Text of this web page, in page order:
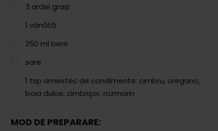
Paste & Risotto
Pizza
3 ardei grași
1 vânătă
250 ml bere
sare
1 tsp amestec de condimente: cimbru, oregano,
boia dulce, cimbrişor, rozmarin
MOD DE PREPARARE: